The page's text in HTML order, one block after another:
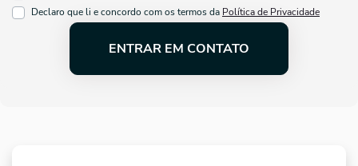
Declaro que li e concordo com os termos da Política de Privacidade
ENTRAR EM CONTATO